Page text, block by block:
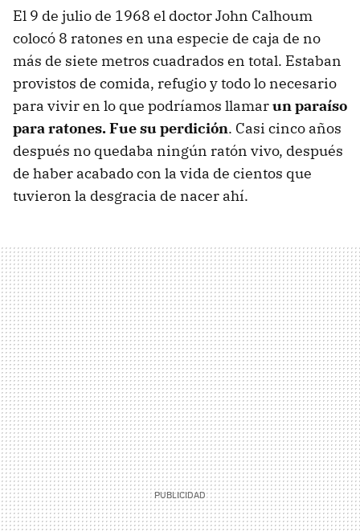
El 9 de julio de 1968 el doctor John Calhoum
colocó 8 ratones en una especie de caja de no
más de siete metros cuadrados en total. Estaban
provistos de comida, refugio y todo lo necesario
para vivir en lo que podríamos llamarun paraíso
para ratones. Fue su perdición. Casi cinco años
después no quedaba ningún ratón vivo, después
de haber acabado con la vida de cientos que
tuvieron la desgracia de nacer ahí.